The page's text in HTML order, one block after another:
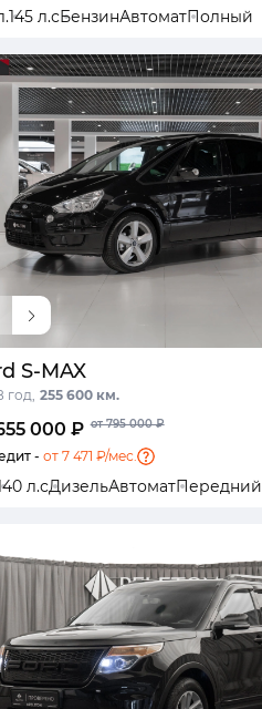
145 л.сБензинАвтоматПолный
S-MAX
год, 255 600 км.
000 ₽ от 795 000 ₽
- от 7 471 ₽/мес.
л.сДизельАвтоматПередний